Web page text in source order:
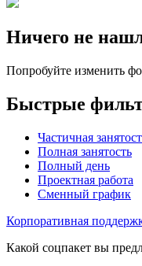
Ничего не
Попробуйте изменить
Быстрые
Частичная
Полная занятость
Полный день
Проектная работа
Сменный график
Корпоративная
Какой соцпакет вы